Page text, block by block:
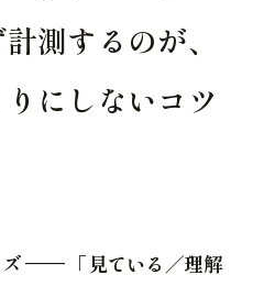
測するのが、
にしないコツ
—— 「見ている／理解